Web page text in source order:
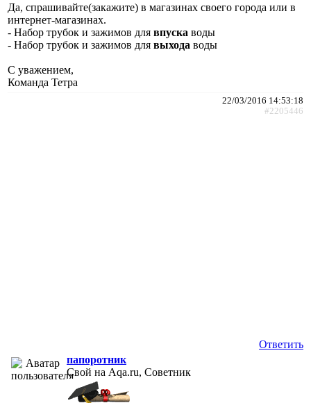
Да, спрашивайте(закажите) в магазинах своего города или в
интернет-магазинах.
- Набор трубок и зажимов для впуска воды
- Набор трубок и зажимов для выхода воды
С уважением,
Команда Тетра
22/03/2016 14:53:18
#2205446
Ответить
папоротник
Свой на Aqa.ru, Советник